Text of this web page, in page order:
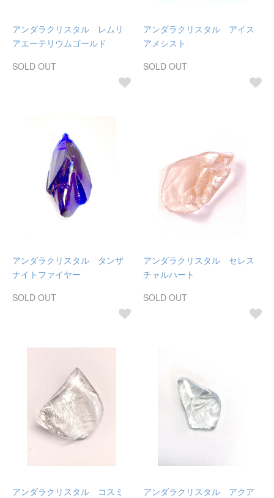
アンダラクリスタル レムリ
アエーテリウムゴールド
SOLD OUT
アンダラクリスタル アイス
アメシスト
SOLD OUT
アンダラクリスタル タンザ
ナイトファイヤー
SOLD OUT
アンダラクリスタル セレス
チャルハート
SOLD OUT
アンダラクリスタル コスミ
アンダラクリスタル アクア